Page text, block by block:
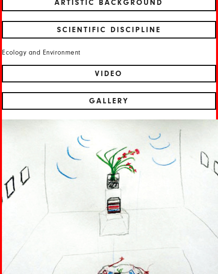
ARTISTIC BACKGROUND
SCIENTIFIC DISCIPLINE
Ecology and Environment
VIDEO
GALLERY